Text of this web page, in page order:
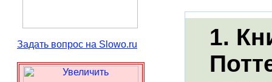
Задать вопрос на Slowo.ru
1.